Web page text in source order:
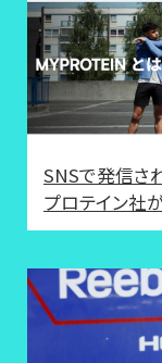
SNSで発信さ
プロテイン社